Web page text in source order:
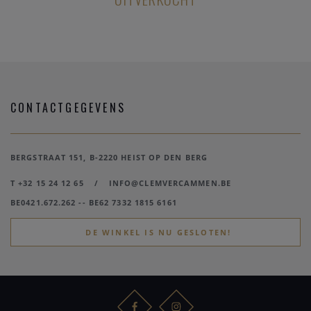
CONTACTGEGEVENS
BERGSTRAAT 151, B-2220 HEIST OP DEN BERG
T +32 15 24 12 65 /
INFO@CLEMVERCAMMEN.BE
BE0421.672.262 -- BE62 7332 1815 6161
DE WINKEL IS NU GESLOTEN!